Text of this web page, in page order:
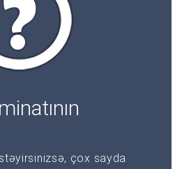
çox sayda